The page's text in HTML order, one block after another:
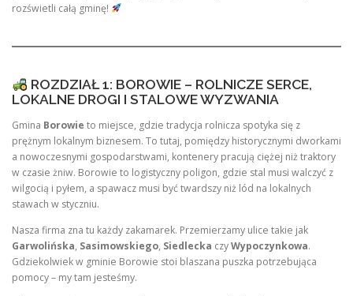
rozświetli całą gminę!
ROZDZIAŁ 1: BOROWIE – ROLNICZE SERCE,
LOKALNE DROGI I STALOWE WYZWANIA
Gmina Borowie to miejsce, gdzie tradycja rolnicza spotyka się z
prężnym lokalnym biznesem. To tutaj, pomiędzy historycznymi dworkami
a nowoczesnymi gospodarstwami, kontenery pracują ciężej niż traktory
w czasie żniw. Borowie to logistyczny poligon, gdzie stal musi walczyć z
wilgocią i pyłem, a spawacz musi być twardszy niż lód na lokalnych
stawach w styczniu.
Nasza firma zna tu każdy zakamarek. Przemierzamy ulice takie jak
Garwolińska, Sasimowskiego, Siedlecka czyWypoczynkowa.
Gdziekolwiek w gminie Borowie stoi blaszana puszka potrzebująca
pomocy – my tam jesteśmy.